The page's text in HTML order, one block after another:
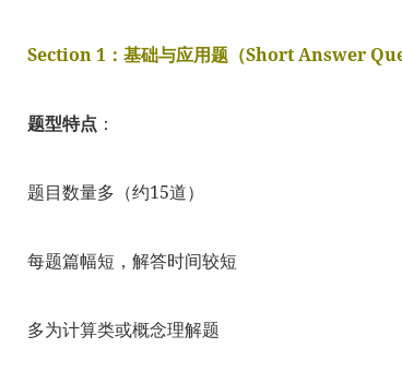
Section 1：基础与应用题（Short Answer
题型特点 ：
题目数量多（约15道）
每题篇幅短，解答时间较短
多为计算类或概念理解题